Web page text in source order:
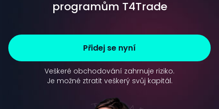
programům T4Trade
Přidej se nyní
Veškeré obchodování zahrnuje riziko.
Je možné ztratit veškerý svůj kapitál.